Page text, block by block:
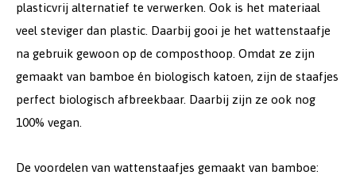
plasticvrij alternatief te verwerken. Ook is het materiaal
veel steviger dan plastic. Daarbij gooi je het wattenstaafje
na gebruik gewoon op de composthoop. Omdat ze zijn
gemaakt van bamboe én biologisch katoen, zijn de staafjes
perfect biologisch afbreekbaar. Daarbij zijn ze ook nog
100% vegan.
De voordelen van wattenstaafjes gemaakt van bamboe: